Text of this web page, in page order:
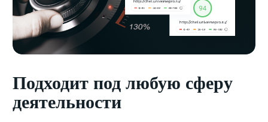
Подходит под любую сферу
деятельности